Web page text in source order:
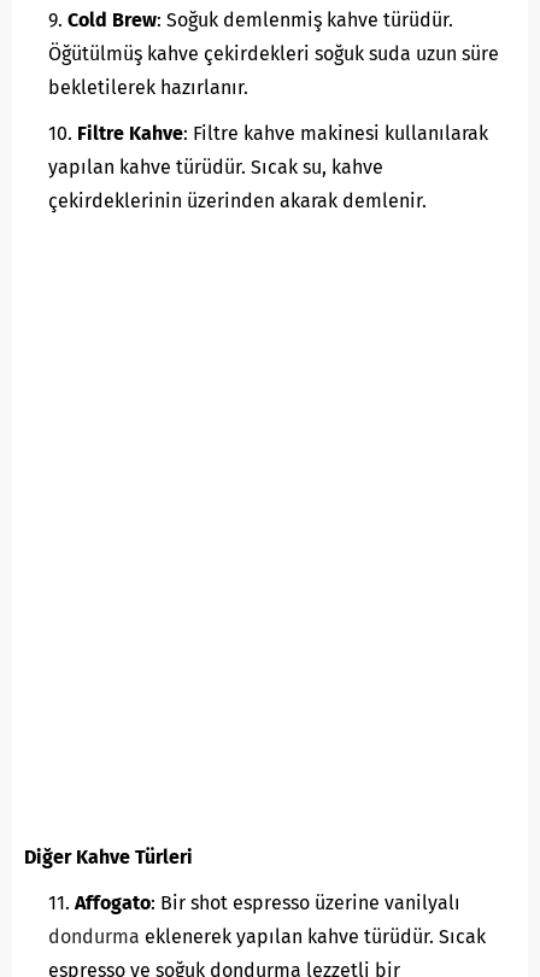
Cold Brew: Soğuk demlenmiş kahve türüdür.
Öğütülmüş kahve çekirdekleri soğuk suda uzun süre
bekletilerek hazırlanır.
Filtre Kahve: Filtre kahve makinesi kullanılarak
yapılan kahve türüdür. Sıcak su, kahve
çekirdeklerinin üzerinden akarak demlenir.
Diğer Kahve Türleri
Affogato: Bir shot espresso üzerine vanilyalı
dondurma eklenerek yapılan kahve türüdür. Sıcak
espresso ve soğuk dondurma lezzetli bir